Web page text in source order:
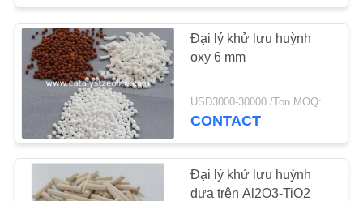
Chất xúc tác
cracking xúc tác
42
Đại lý khử lưu huỳnh
oxy 6 mm
USD3000-30000 /Ton MOQ:1 kg
CONTACT
Đại lý khử lưu huỳnh
dựa trên Al2O3-TiO2